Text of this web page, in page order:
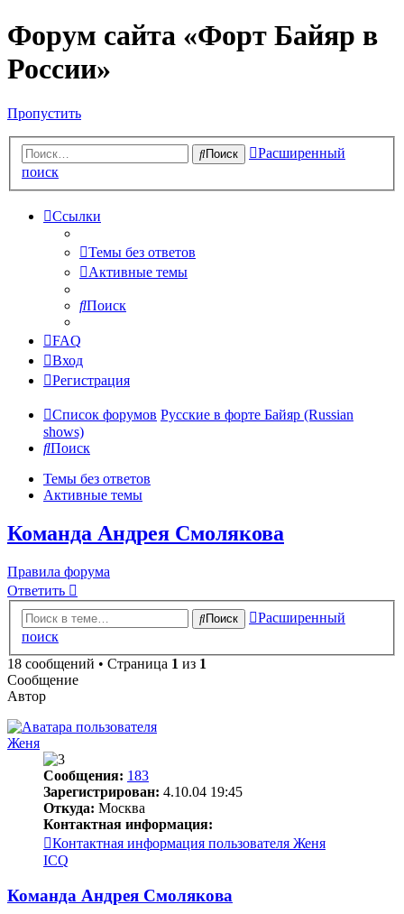
Форум сайта «Форт Байяр в
России»
Пропустить
Поиск
Расширенный
поиск
Ссылки
Темы без ответов
Активные темы
Поиск
FAQ
Вход
Регистрация
Список форумов Русские в форте Байяр (Russian
shows)
Поиск
Темы без ответов
Активные темы
Команда Андрея Смолякова
Правила форума
Ответить
Поиск
Расширенный
поиск
18 сообщений • Страница 1 из 1
Сообщение
Автор
Женя
Сообщения: 183
Зарегистрирован: 4.10.04 19:45
Откуда: Москва
Контактная информация:
Контактная информация пользователя Женя
ICQ
Команда Андрея Смолякова